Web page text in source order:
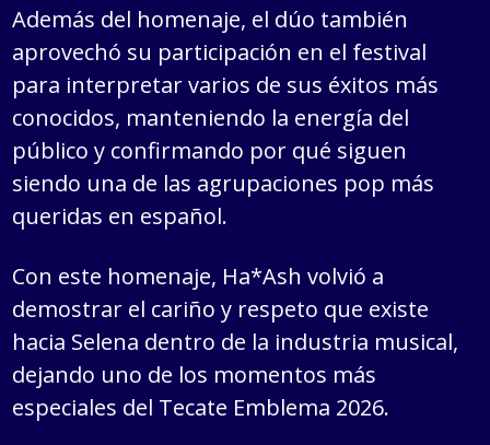
Además del homenaje, el dúo también
aprovechó su participación en el festival
para interpretar varios de sus éxitos más
conocidos, manteniendo la energía del
público y confirmando por qué siguen
siendo una de las agrupaciones pop más
queridas en español.
Con este homenaje, Ha*Ash volvió a
demostrar el cariño y respeto que existe
hacia Selena dentro de la industria musical,
dejando uno de los momentos más
especiales del Tecate Emblema 2026.